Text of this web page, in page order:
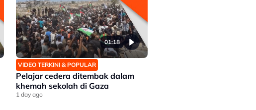
01:18
VIDEO TERKINI & POPULAR
Pelajar cedera ditembak dalam
khemah sekolah di Gaza
1 day ago